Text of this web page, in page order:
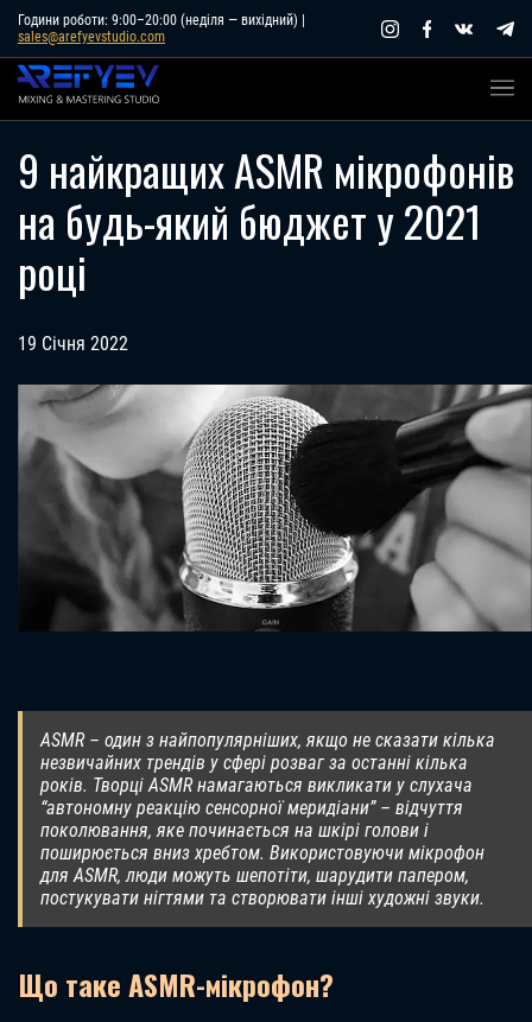
Skip
content
Години роботи: 9:00–20:00 (неділя — вихідний) |
sales@arefyevstudio.com
9 найкращих ASMR мікрофонів
на будь-який бюджет у 2021
році
19 Січня 2022
ASMR – один з найпопулярніших, якщо не сказати кілька
незвичайних трендів у сфері розваг за останні кілька
років. Творці ASMR намагаються викликати у слухача
“автономну реакцію сенсорної меридіани” – відчуття
поколювання, яке починається на шкірі голови і
поширюється вниз хребтом. Використовуючи мікрофон
для ASMR, люди можуть шепотіти, шарудити папером,
постукувати нігтями та створювати інші художні звуки.
Що таке ASMR-мікрофон?